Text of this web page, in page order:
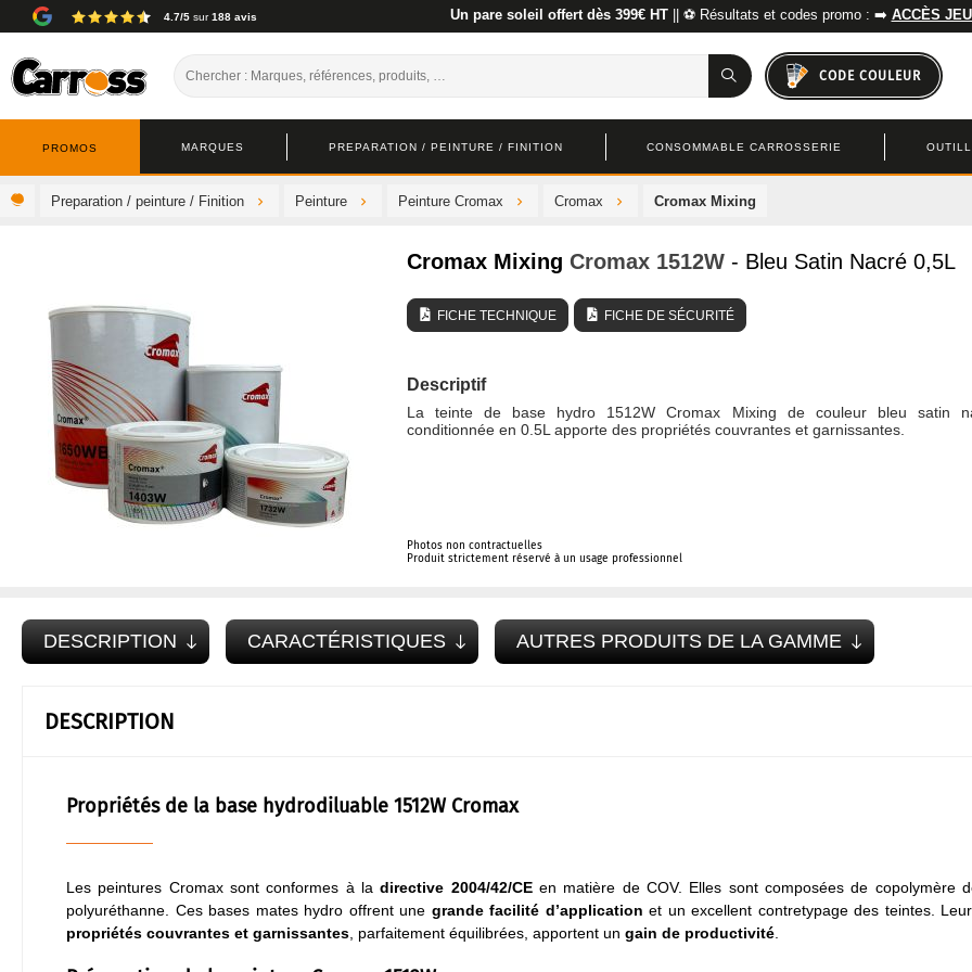
4.7/5 sur188 avis Un pare soleil offert dès 399€ HT|| ⚽ Résultats et codes promo : ➡️ ACCÈS
CODE COULEUR
PREPARATION / PEINTURE / FINITION CONSOMMABLE CARROSSERIE
MARQUES
PROMOS
Preparation / peinture / Finition Peinture Peinture Cromax Cromax Cromax Mixing
Cromax Mixing Cromax 1512W - Bleu Satin Nacré 0,5L
FICHE TECHNIQUE FICHE DE SÉCURITÉ
Descriptif
La teinte de base hydro 1512W Cromax Mixing de couleur bleu satin
conditionnée en 0.5L apporte des propriétés couvrantes et garnissantes.
Photos non contractuelles
Produit strictement réservé à un usage professionnel
DESCRIPTION CARACTÉRISTIQUES AUTRES PRODUITS DE LA GAMME
DESCRIPTION
Propriétés de la base hydrodiluable 1512W Cromax
Les peintures Cromax sont conformes à ladirective 2004/42/CEen matière de COV. Elles sont composées de copolymère
polyuréthanne. Ces bases mates hydro offrent une grande facilité d’application et un excellent contretypage des teintes.
propriétés couvrantes et garnissantes , parfaitement équilibrées, apportent un gain de productivité